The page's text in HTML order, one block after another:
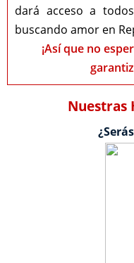
dará acceso a
buscando amor en
¡Así que no
Nuestras